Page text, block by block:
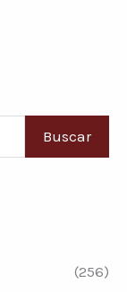
Buscar
(256)
r